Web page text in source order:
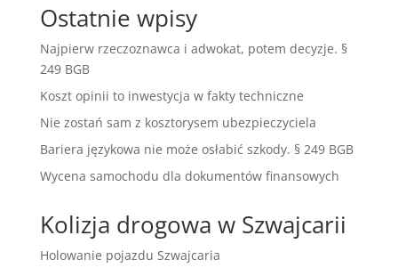
Ostatnie wpisy
Najpierw rzeczoznawca i adwokat, potem decyzje. §
249 BGB
Koszt opinii to inwestycja w fakty techniczne
Nie zostań sam z kosztorysem ubezpieczyciela
Bariera językowa nie może osłabić szkody. § 249 BGB
Wycena samochodu dla dokumentów finansowych
Kolizja drogowa w Szwajcarii
Holowanie pojazdu Szwajcaria